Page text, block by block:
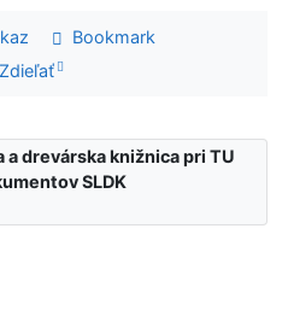
Bookmark
Zdieľať
a drevárska knižnica pri TU
SLDK